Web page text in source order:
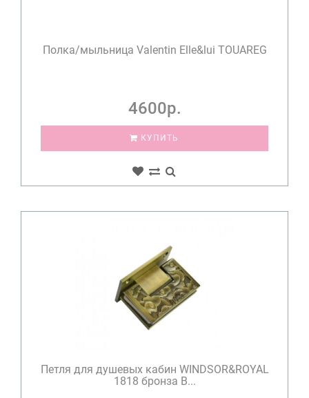
Полка/мыльница Valentin Elle&lui TOUAREG
4600р.
КУПИТЬ
Петля для душевых кабин WINDSOR&ROYAL
1818 бронза B...